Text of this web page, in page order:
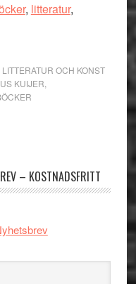
, litteratur,
LITTERATUR OCH KONST
KUIJER
– KOSTNADSFRITT